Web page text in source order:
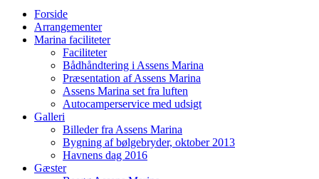
Forside
Arrangementer
Marina faciliteter
Faciliteter
Bådhåndtering i Assens Marina
Præsentation af Assens Marina
Assens Marina set fra luften
Autocamperservice med udsigt
Galleri
Billeder fra Assens Marina
Bygning af bølgebryder, oktober 2013
Havnens dag 2016
Gæster